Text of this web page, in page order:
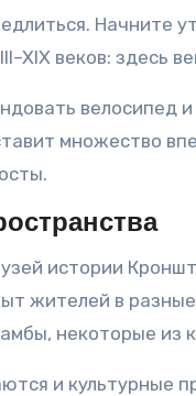
Начните
веков: здесь
множество
истории
жителей в
некоторые из
и культурные